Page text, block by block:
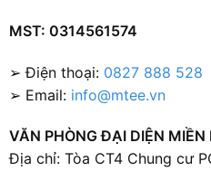
MST: 0314561574
➢ Điện thoại: 0827 888 528
➢ Email: info@mtee.vn
VĂN PHÒNG ĐẠI DIỆN MIỀN
Địa chỉ: Tòa CT4 Chung cư